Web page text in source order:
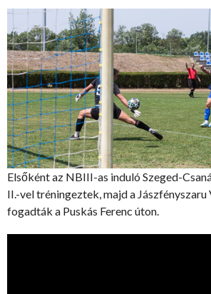
Elsőként az NBIII-as induló Szeged-
II.-vel tréningeztek, majd a Jászfényszaru
fogadták a Puskás Ferenc úton.